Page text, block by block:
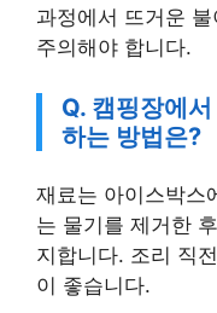
과정에서 뜨거운
주의해야 합니다.
Q. 캠핑장에
하는 방법은?
재료는 아이스박스
는 물기를 제거한
지합니다. 조리 직
이 좋습니다.